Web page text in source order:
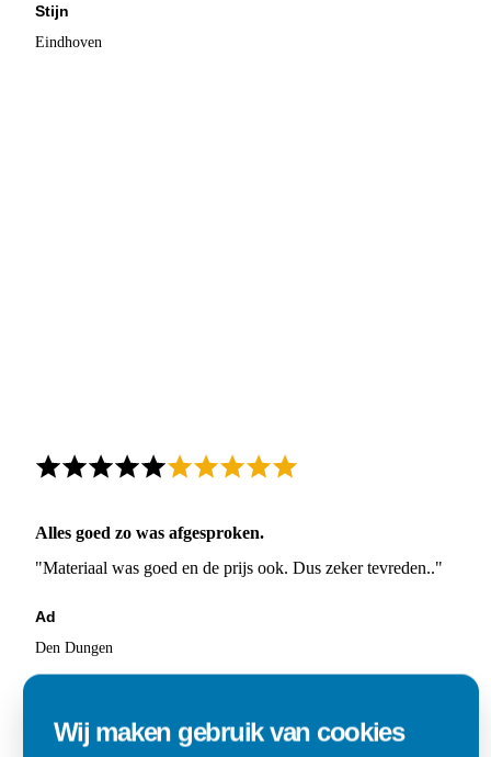
Stijn
Eindhoven
Alles goed zo was afgesproken.
"Materiaal was goed en de prijs ook. Dus zeker tevreden.."
Ad
Den Dungen
Wij maken gebruik van cookies